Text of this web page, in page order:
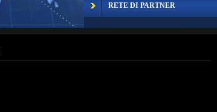
RETE DI PARTNER